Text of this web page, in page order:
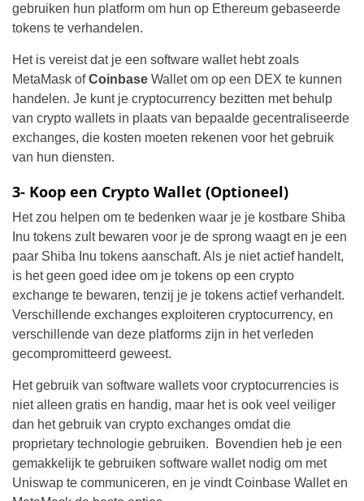
gebruiken hun platform om hun op Ethereum gebaseerde
tokens te verhandelen.
Het is vereist dat je een software wallet hebt zoals
MetaMask ofCoinbase Wallet om op een DEX te kunnen
handelen. Je kunt je cryptocurrency bezitten met behulp
van crypto wallets in plaats van bepaalde gecentraliseerde
exchanges, die kosten moeten rekenen voor het gebruik
van hun diensten.
3- Koop een Crypto Wallet (Optioneel)
Het zou helpen om te bedenken waar je je kostbare Shiba
Inu tokens zult bewaren voor je de sprong waagt en je een
paar Shiba Inu tokens aanschaft. Als je niet actief handelt,
is het geen goed idee om je tokens op een crypto
exchange te bewaren, tenzij je je tokens actief verhandelt.
Verschillende exchanges exploiteren cryptocurrency, en
verschillende van deze platforms zijn in het verleden
gecompromitteerd geweest.
Het gebruik van software wallets voor cryptocurrencies is
niet alleen gratis en handig, maar het is ook veel veiliger
dan het gebruik van crypto exchanges omdat die
proprietary technologie gebruiken. Bovendien heb je een
gemakkelijk te gebruiken software wallet nodig om met
Uniswap te communiceren, en je vindt Coinbase Wallet en